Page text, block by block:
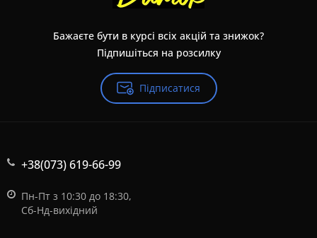
Бажаєте бути в курсі всіх акцій та знижок?
Підпишіться на розсилку
Підписатися
+38(073) 619-66-99
Пн-Пт з 10:30 до 18:30,
Сб-Нд-вихідний